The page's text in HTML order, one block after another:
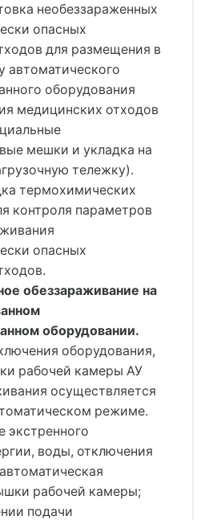
необеззараженных
опасных
для размещения в
автоматического
оборудования
медицинских отходов
мешки и укладка на
тележку).
термохимических
контроля параметров
опасных
обеззараживание на
оборудовании.
оборудования,
рабочей камеры АУ
осуществляется
режиме.
экстренного
воды, отключения
рабочей камеры;
подачи